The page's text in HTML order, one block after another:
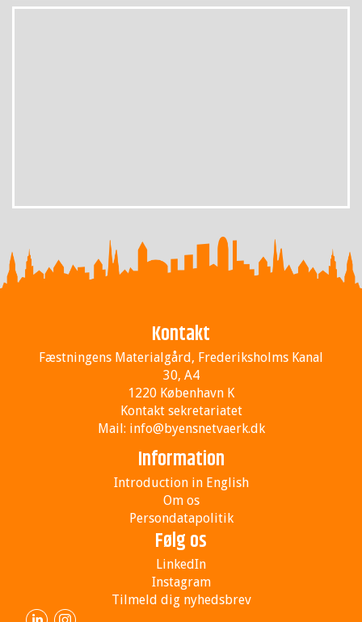
Kontakt
Fæstningens Materialgård, Frederiksholms Kanal
30, A4
1220 København K
Kontakt sekretariatet
Mail: info@byensnetvaerk.dk
Information
Introduction in English
Om os
Persondatapolitik
Følg os
LinkedIn
Instagram
Tilmeld dig nyhedsbrev